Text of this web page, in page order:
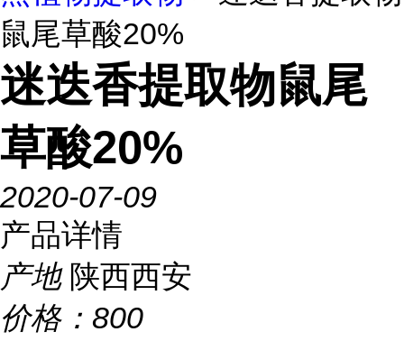
鼠尾草酸20%
迷迭香提取物鼠尾
草酸20%
2020-07-09
产品详情
产地 陕西西安
价格： 800